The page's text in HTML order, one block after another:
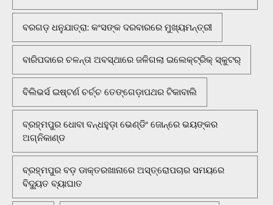
ବରଗଡ଼ ଧନୁଯାତ୍ରା: କଂସଙ୍କ ଦରବାରରେ ମୁଖ୍ୟମନ୍ତ୍ରୀ
ବାରିପଦାରେ ଚଳନ୍ତା ଅବସ୍ଥାରେ ଜଳିଗଲା ଇଲେକ୍ଟ୍ରିକ୍ ସ୍କୁଟର୍
ବିଲିଭର୍ସ ଇଷ୍ଟର୍ଣ ଚର୍ଚ୍ଚ ତେଙ୍ଗେଡ଼ାପଥର ଟିକାବାଲି
ବ୍ରହ୍ମପୁର ଧୋବା ବନ୍ଧହୁଡ଼ା ଭେଣ୍ଡିଂ ଜୋନ୍‌ରେ ଭୟଙ୍କର
ଅଗ୍ନିକାଣ୍ଡ
ବ୍ରହ୍ମପୁର ବଡ଼ ଡାକ୍ତରଖାନାରେ ଅସ୍ତ୍ରୋପଚାର ସମୟରେ
ବିଦ୍ୟୁତ ବ୍ୟାଘାତ